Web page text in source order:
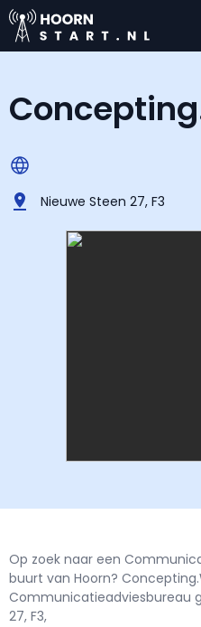
Nieuwe Steen 27, F3
Op zoek naar een
buurt van Hoorn?
Communicatieadviesbureau
27, F3,